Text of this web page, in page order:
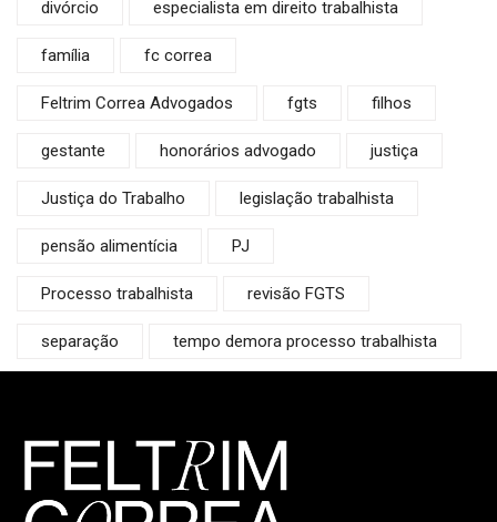
divórcio especialista em direito trabalhista
família fc correa
Feltrim Correa Advogados fgts filhos
gestante honorários advogado justiça
Justiça do Trabalho legislação trabalhista
pensão alimentícia PJ
Processo trabalhista revisão FGTS
separação tempo demora processo trabalhista